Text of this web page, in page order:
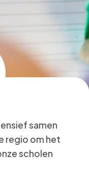
samen
regio om het
scholen